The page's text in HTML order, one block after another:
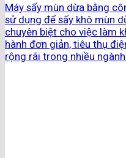
Máy sấy mùn dừa bằng
sử dụng để sấy khô mùn
chuyên biệt cho việc làm
hành đơn giản, tiêu thụ
rộng rãi trong nhiều